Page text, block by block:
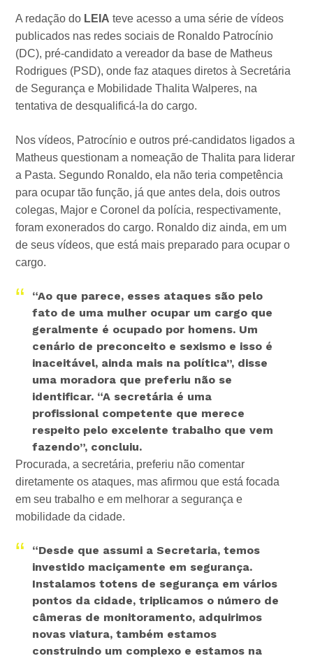
A redação do LEIA teve acesso a uma série de vídeos
publicados nas redes sociais de Ronaldo Patrocínio
(DC), pré-candidato a vereador da base de Matheus
Rodrigues (PSD), onde faz ataques diretos à Secretária
de Segurança e Mobilidade Thalita Walperes, na
tentativa de desqualificá-la do cargo.
Nos vídeos, Patrocínio e outros pré-candidatos ligados a
Matheus questionam a nomeação de Thalita para liderar
a Pasta. Segundo Ronaldo, ela não teria competência
para ocupar tão função, já que antes dela, dois outros
colegas, Major e Coronel da polícia, respectivamente,
foram exonerados do cargo. Ronaldo diz ainda, em um
de seus vídeos, que está mais preparado para ocupar o
cargo.
“Ao que parece, esses ataques são pelo
fato de uma mulher ocupar um cargo que
geralmente é ocupado por homens. Um
cenário de preconceito e sexismo e isso é
inaceitável, ainda mais na política”, disse
uma moradora que preferiu não se
identificar. “A secretária é uma
profissional competente que merece
respeito pelo excelente trabalho que vem
fazendo”, concluiu.
Procurada, a secretária, preferiu não comentar
diretamente os ataques, mas afirmou que está focada
em seu trabalho e em melhorar a segurança e
mobilidade da cidade.
“Desde que assumi a Secretaria, temos
investido maciçamente em segurança.
Instalamos totens de segurança em vários
pontos da cidade, triplicamos o número de
câmeras de monitoramento, adquirimos
novas viatura, também estamos
construindo um complexo e estamos na